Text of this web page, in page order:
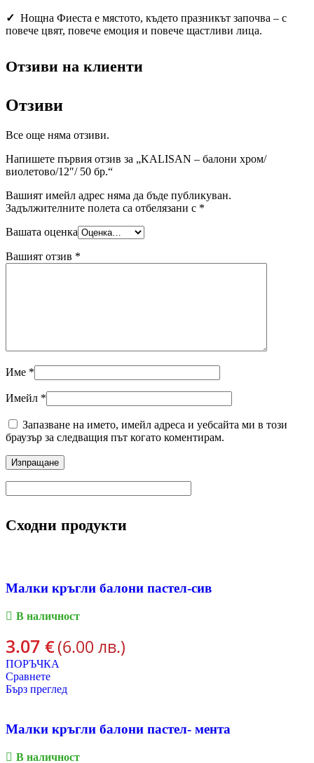
✓ Нощна Фиеста е мястото, където празникът започва – с
повече цвят, повече емоция и повече щастливи лица.
Отзиви на клиенти
Отзиви
Все още няма отзиви.
Напишете първия отзив за „KALISAN – балони хром/
виолетово/12″/ 50 бр.“
Вашият имейл адрес няма да бъде публикуван.
Задължителните полета са отбелязани с *
Вашата оценка
Вашият отзив *
Име *
Имейл *
Запазване на името, имейл адреса и уебсайта ми в този
браузър за следващия път когато коментирам.
Сходни продукти
Малки кръгли балони пастел-сив
В наличност
3.07 €(6.00 лв.)
ПОРЪЧКА
Сравнете
Бърз преглед
Малки кръгли балони пастел- мента
В наличност